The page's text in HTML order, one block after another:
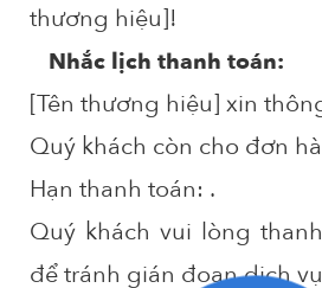
thương hiệu]!
Nhắc lịch thanh toán:
[Tên thương hiệu] xin
Quý khách còn cho đơn
Hạn thanh toán: .
Quý khách vui lòng
để tránh gián đoạn dịch